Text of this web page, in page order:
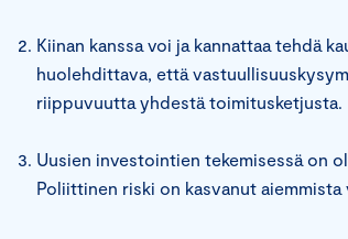
Kiinan kanssa voi ja kannattaa tehdä
huolehdittava, että
riippuvuutta yhdestä toimitusketjusta.
Uusien investointien tekemisessä on
Poliittinen riski on kasvanut aiemmista